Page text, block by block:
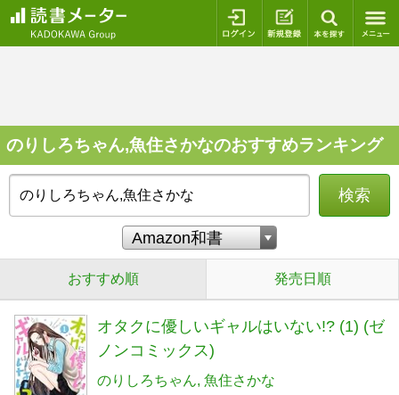
ログイン 新規登録
のりしろちゃん,魚住さかなのおすすめランキング
検索
おすすめ順 発売日順
オタクに優しいギャルはいない!? (1) (ゼ
ノンコミックス)
のりしろちゃん 魚住さかな